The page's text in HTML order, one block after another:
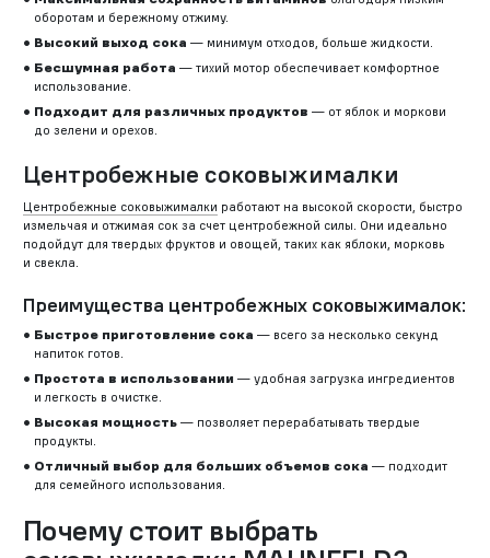
оборотам и бережному отжиму.
Высокий выход сока — минимум отходов, больше жидкости.
Бесшумная работа — тихий мотор обеспечивает комфортное
использование.
Подходит для различных продуктов — от яблок и моркови
до зелени и орехов.
Центробежные соковыжималки
Центробежные соковыжималки работают на высокой скорости, быстро
измельчая и отжимая сок за счет центробежной силы. Они идеально
подойдут для твердых фруктов и овощей, таких как яблоки, морковь
и свекла.
Преимущества центробежных соковыжималок:
Быстрое приготовление сока — всего за несколько секунд
напиток готов.
Простота в использовании — удобная загрузка ингредиентов
и легкость в очистке.
Высокая мощность — позволяет перерабатывать твердые
продукты.
Отличный выбор для больших объемов сока — подходит
для семейного использования.
Почему стоит выбрать